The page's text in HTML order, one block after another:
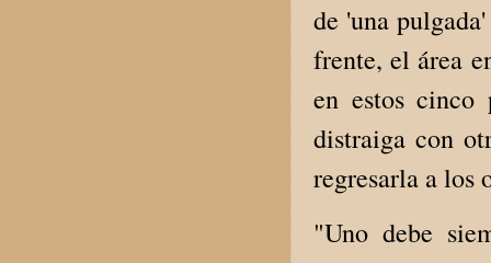
de 'una
frente, el área
en estos
distraiga con
regresarla a los
"Uno debe